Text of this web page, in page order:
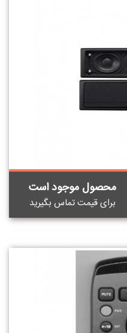
محصول موجود است
برای قيمت تماس بگيريد